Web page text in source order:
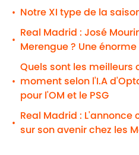
• Notre XI type de la
•
Real Madrid : José
Merengue ? Une
•
Quels sont les meilleurs
moment selon l'I.A
pour l'OM et le PSG
•
Real Madrid :
sur son avenir chez les